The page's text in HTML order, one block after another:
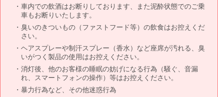
車内での飲酒はお断りしております、また泥酔状態でのご乗
車もお断りいたします。
臭いのきついもの（ファストフード等）の飲食はお控えくだ
さい。
ヘアスプレーや制汗スプレー（香水）など座席が汚れる、臭
いがつく製品の使用はお控えください。
消灯後、他のお客様の睡眠の妨げになる行為（騒ぐ、音漏
れ、スマートフォンの操作）等はお控えください。
暴力行為など、その他迷惑行為